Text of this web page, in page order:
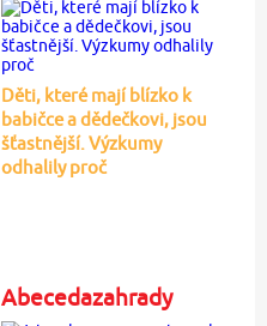
Děti, které mají blízko k
babičce a dědečkovi, jsou
šťastnější. Výzkumy
odhalily proč
Abecedazahrady